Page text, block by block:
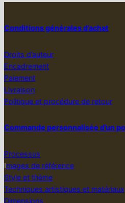
Conditions générales d’achat
Droits d’auteur
Encadrement
Paiement
Livraison
Politique et procédure de retour
Commande personnalisée d’un
Processus
Images de référence
Style et thème
Techniques artistiques et matériaux
Dimensions